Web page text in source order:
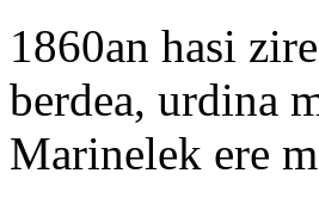
1860an hasi
berdea, urdina
Marinelek ere